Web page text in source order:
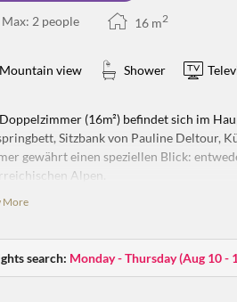
Max: 2 people 16 m2
Mountain view Shower
(16m²) befindet sich im
Sitzbank von Pauline Deltour,
gewährt einen speziellen Blick:
Alpen.
über keinen Balkon
More
search: Monday - Thursday(Aug 10 -